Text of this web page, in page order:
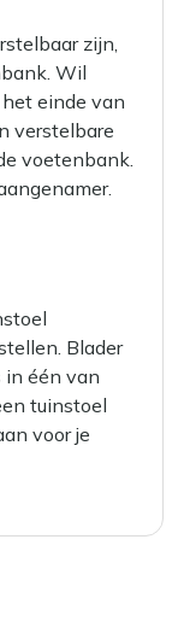
zijn,
Wil
einde van
verstelbare
voetenbank.
Blader
in één van
tuinstoel
voor je